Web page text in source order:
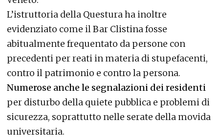
L’istruttoria della Questura ha inoltre
evidenziato come il Bar Clistina fosse
abitualmente frequentato da persone con
precedenti per reati in materia di stupefacenti,
contro il patrimonio e contro la persona.
Numerose anche le segnalazioni dei residenti
per disturbo della quiete pubblica e problemi di
sicurezza, soprattutto nelle serate della movida
universitaria.